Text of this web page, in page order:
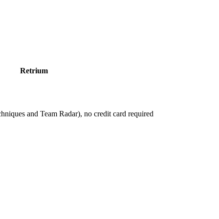
Retrium
and Team Radar), no credit card required